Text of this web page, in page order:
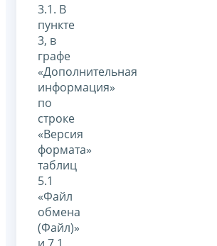
3.1. В
пункте
3, в
графе
«Дополнительная
информация»
по
строке
«Версия
формата»
таблиц
5.1
«Файл
обмена
(Файл)»
и 7.1